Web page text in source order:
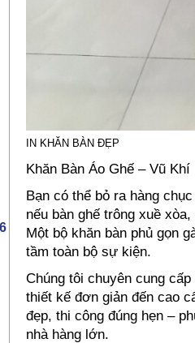
IN KHĂN BÀN ĐẸP
Khăn Bàn Áo Ghế – Vũ
Bạn có thể bỏ ra hàng
nếu bàn ghế trông xuề
Một bộ khăn bàn phủ gọn
tầm toàn bộ sự kiện.
Chúng tôi chuyên cung
thiết kế đơn giản đến cao
đẹp, thi công đúng hẹn –
nhà hàng lớn.